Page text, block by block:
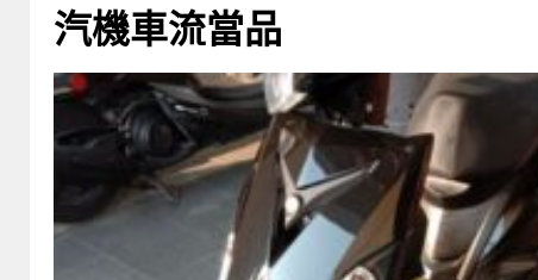
汽機車流當品